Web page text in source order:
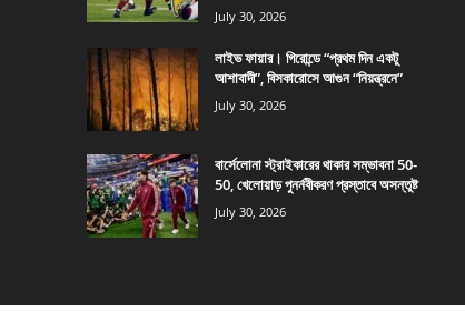
July 30, 2026
লাইভ ফায়ার। গিরোন্ডে “প্রথম দিন একটু
আশাবাদী”, বিসকারোসে আগুন “নিয়ন্ত্রনে”
July 30, 2026
বার্সেলোনা স্ট্রাইকারের থাকার সম্ভাবনা 50-
50, খেলোয়াড় পুনর্নবীকরণ প্রস্তাবে অসন্তুষ্ট
July 30, 2026